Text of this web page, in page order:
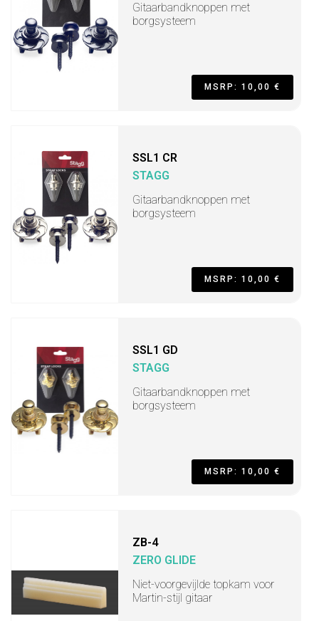
Gitaarbandknoppen met
borgsysteem
MSRP: 10,00 €
SSL1 CR
STAGG
Gitaarbandknoppen met
borgsysteem
MSRP: 10,00 €
SSL1 GD
STAGG
Gitaarbandknoppen met
borgsysteem
MSRP: 10,00 €
ZB-4
ZERO GLIDE
Niet-voorgevijlde topkam voor
Martin-stijl gitaar